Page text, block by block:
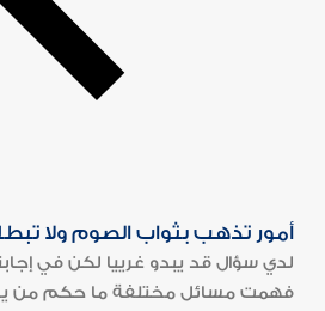
أمور تذهب بثواب الصوم ولا
لدي سؤال قد يبدو غرييا لكن في
فهمت مسائل مختلفة ما حكم من